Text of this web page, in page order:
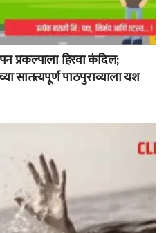
प्रकल्पाला हिरवा कंदिल;
सातत्यपूर्ण पाठपुराव्याला यश